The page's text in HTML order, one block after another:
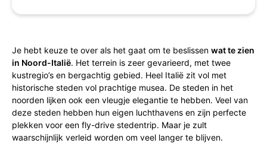
Je hebt keuze te over als het gaat om te beslissen wat te zien
in Noord-Italië. Het terrein is zeer gevarieerd, met twee
kustregio’s en bergachtig gebied. Heel Italië zit vol met
historische steden vol prachtige musea. De steden in het
noorden lijken ook een vleugje elegantie te hebben. Veel van
deze steden hebben hun eigen luchthavens en zijn perfecte
plekken voor een fly-drive stedentrip. Maar je zult
waarschijnlijk verleid worden om veel langer te blijven.